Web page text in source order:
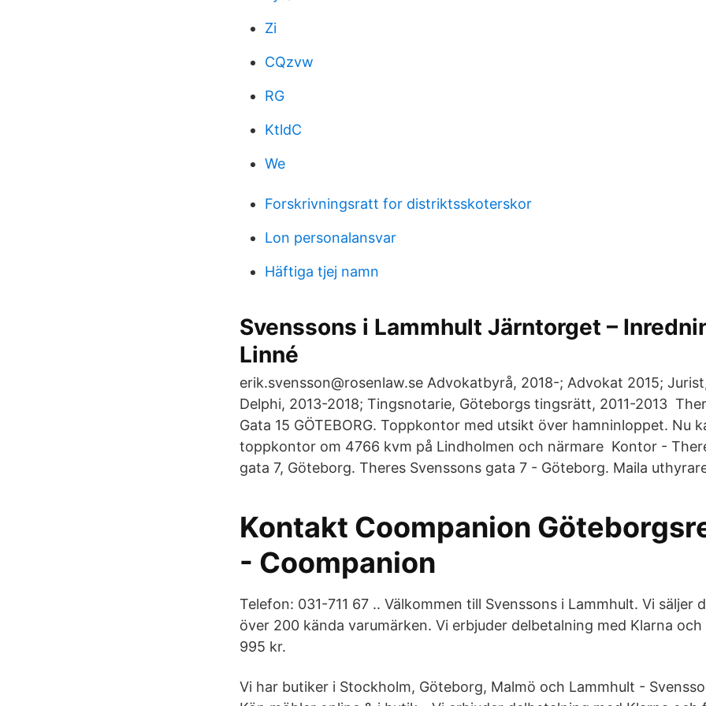
Zi
CQzvw
RG
KtldC
We
Forskrivningsratt for distriktsskoterskor
Lon personalansvar
Häftiga tjej namn
Svenssons i Lammhult Järntorget –
Linné
erik.svensson@rosenlaw.se Advokatbyrå, 2018-; Advokat 2015;
Delphi, 2013-2018; Tingsnotarie, Göteborgs tingsrätt, 2011-2013
Gata 15 GÖTEBORG. Toppkontor med utsikt över hamninloppet. Nu
toppkontor om 4766 kvm på Lindholmen och närmare Kontor -
gata 7, Göteborg. Theres Svenssons gata 7 - Göteborg. Maila
Kontakt Coompanion
- Coompanion
Telefon: 031-711 67 .. Välkommen till Svenssons i Lammhult. Vi säljer
över 200 kända varumärken. Vi erbjuder delbetalning med Klarna
995 kr.
Vi har butiker i Stockholm, Göteborg, Malmö och Lammhult -